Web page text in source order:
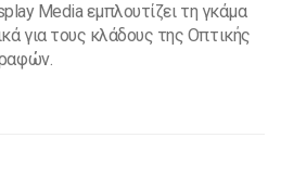
Media εμπλουτίζει τη γκάμα
για τους κλάδους της Οπτικής